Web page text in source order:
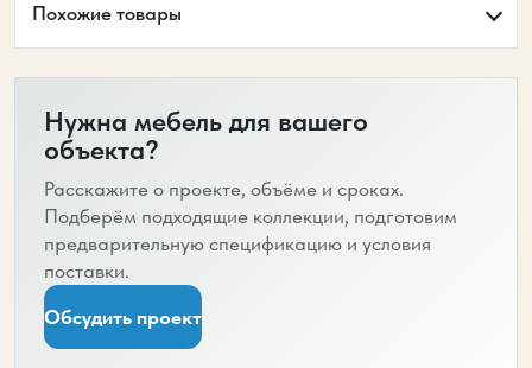
Похожие товары
Нужна мебель для вашего
объекта?
Расскажите о проекте, объёме и сроках.
Подберём подходящие коллекции, подготовим
предварительную спецификацию и условия
поставки.
Обсудить проект